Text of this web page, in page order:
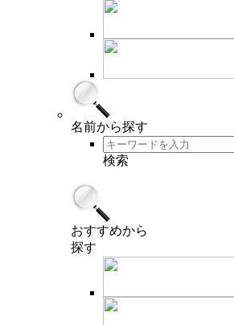
名前から探す
検索
おすすめから
探す